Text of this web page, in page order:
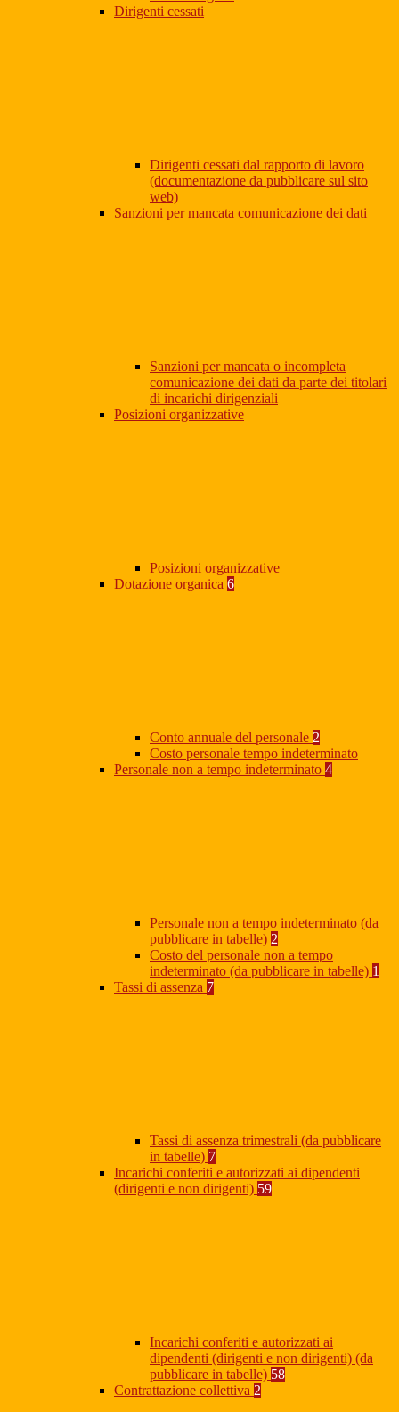
Dirigenti cessati
Dirigenti cessati dal rapporto di lavoro
(documentazione da pubblicare sul sito
web)
Sanzioni per mancata comunicazione dei dati
Sanzioni per mancata o incompleta
comunicazione dei dati da parte dei titolari
di incarichi dirigenziali
Posizioni organizzative
Posizioni organizzative
Dotazione organica 6
Conto annuale del personale 2
Costo personale tempo indeterminato
Personale non a tempo indeterminato 4
Personale non a tempo indeterminato (da
pubblicare in tabelle) 2
Costo del personale non a tempo
indeterminato (da pubblicare in tabelle) 1
Tassi di assenza 7
Tassi di assenza trimestrali (da pubblicare
in tabelle) 7
Incarichi conferiti e autorizzati ai dipendenti
(dirigenti e non dirigenti) 59
Incarichi conferiti e autorizzati ai
dipendenti (dirigenti e non dirigenti) (da
pubblicare in tabelle) 58
Contrattazione collettiva 2